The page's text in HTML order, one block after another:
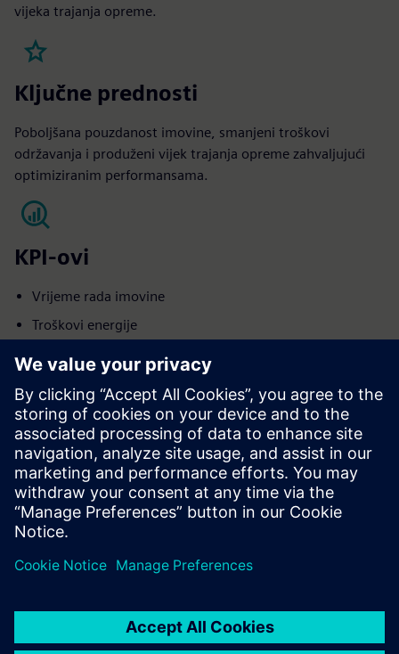
vijeka trajanja opreme.
Ključne prednosti
Poboljšana pouzdanost imovine, smanjeni troškovi
održavanja i produženi vijek trajanja opreme zahvaljujući
optimiziranim performansama.
KPI-ovi
Vrijeme rada imovine
Troškovi energije
Povećani vijek trajanja imovine
Operativni troškovi